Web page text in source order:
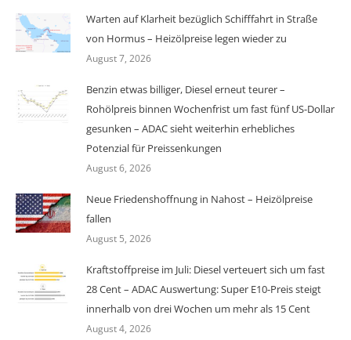
Warten auf Klarheit bezüglich Schifffahrt in Straße
von Hormus – Heizölpreise legen wieder zu
August 7, 2026
Benzin etwas billiger, Diesel erneut teurer –
Rohölpreis binnen Wochenfrist um fast fünf US-Dollar
gesunken – ADAC sieht weiterhin erhebliches
Potenzial für Preissenkungen
August 6, 2026
Neue Friedenshoffnung in Nahost – Heizölpreise
fallen
August 5, 2026
Kraftstoffpreise im Juli: Diesel verteuert sich um fast
28 Cent – ADAC Auswertung: Super E10-Preis steigt
innerhalb von drei Wochen um mehr als 15 Cent
August 4, 2026